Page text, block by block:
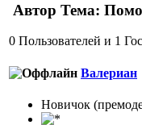
Автор Тема:
0 Пользователей и 1
Валериан
Новичок